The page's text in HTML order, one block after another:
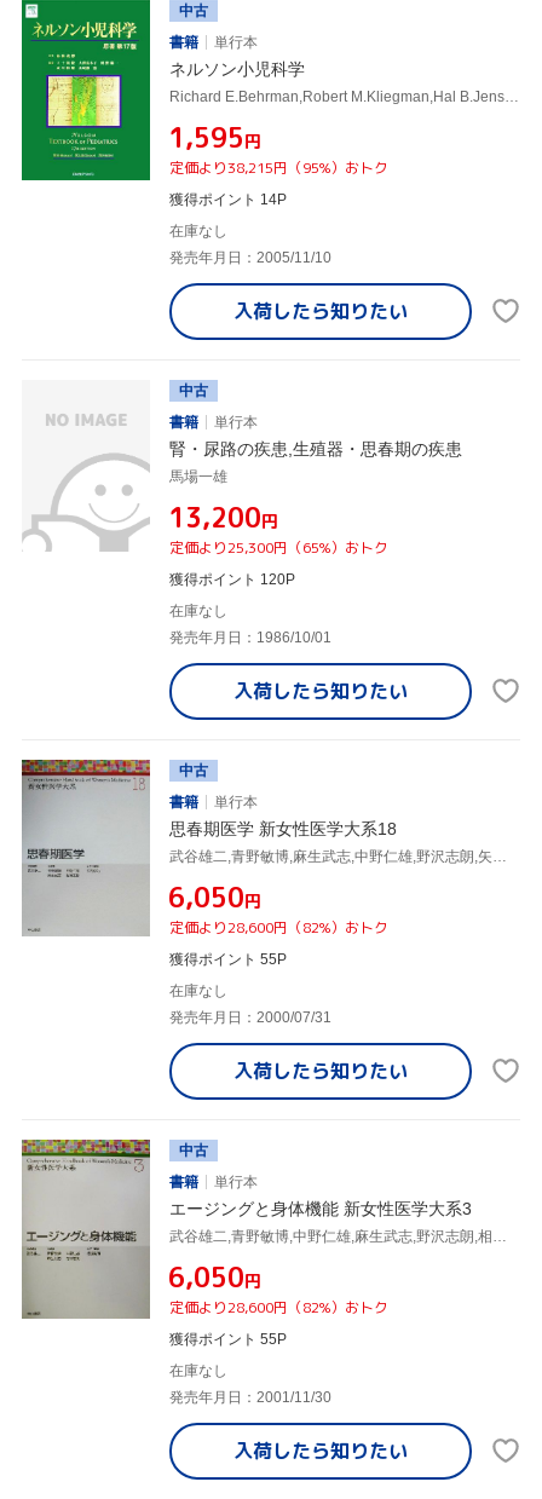
中古
書籍
単行本
ネルソン小児科学
Richard E.Behrman,Robert M.Kliegman,Hal B.Jenson,五十嵐隆,大澤真木子,河野陽一,森川昭廣,山城雄一郎,衞藤義勝
¥1,595円
定価より38,215円（95%）おトク
獲得ポイント 14P
在庫なし
発売年月日：2005/11/10
入荷したら知りたい
中古
書籍
単行本
腎・尿路の疾患,生殖器・思春期の疾患
馬場一雄
¥13,200円
定価より25,300円（65%）おトク
獲得ポイント 120P
在庫なし
発売年月日：1986/10/01
入荷したら知りたい
中古
書籍
単行本
思春期医学 新女性医学大系18
¥6,050円
定価より28,600円（82%）おトク
獲得ポイント 55P
在庫なし
発売年月日：2000/07/31
入荷したら知りたい
中古
書籍
単行本
エージングと身体機能 新女性医学大系3
¥6,050円
定価より28,600円（82%）おトク
獲得ポイント 55P
在庫なし
発売年月日：2001/11/30
入荷したら知りたい